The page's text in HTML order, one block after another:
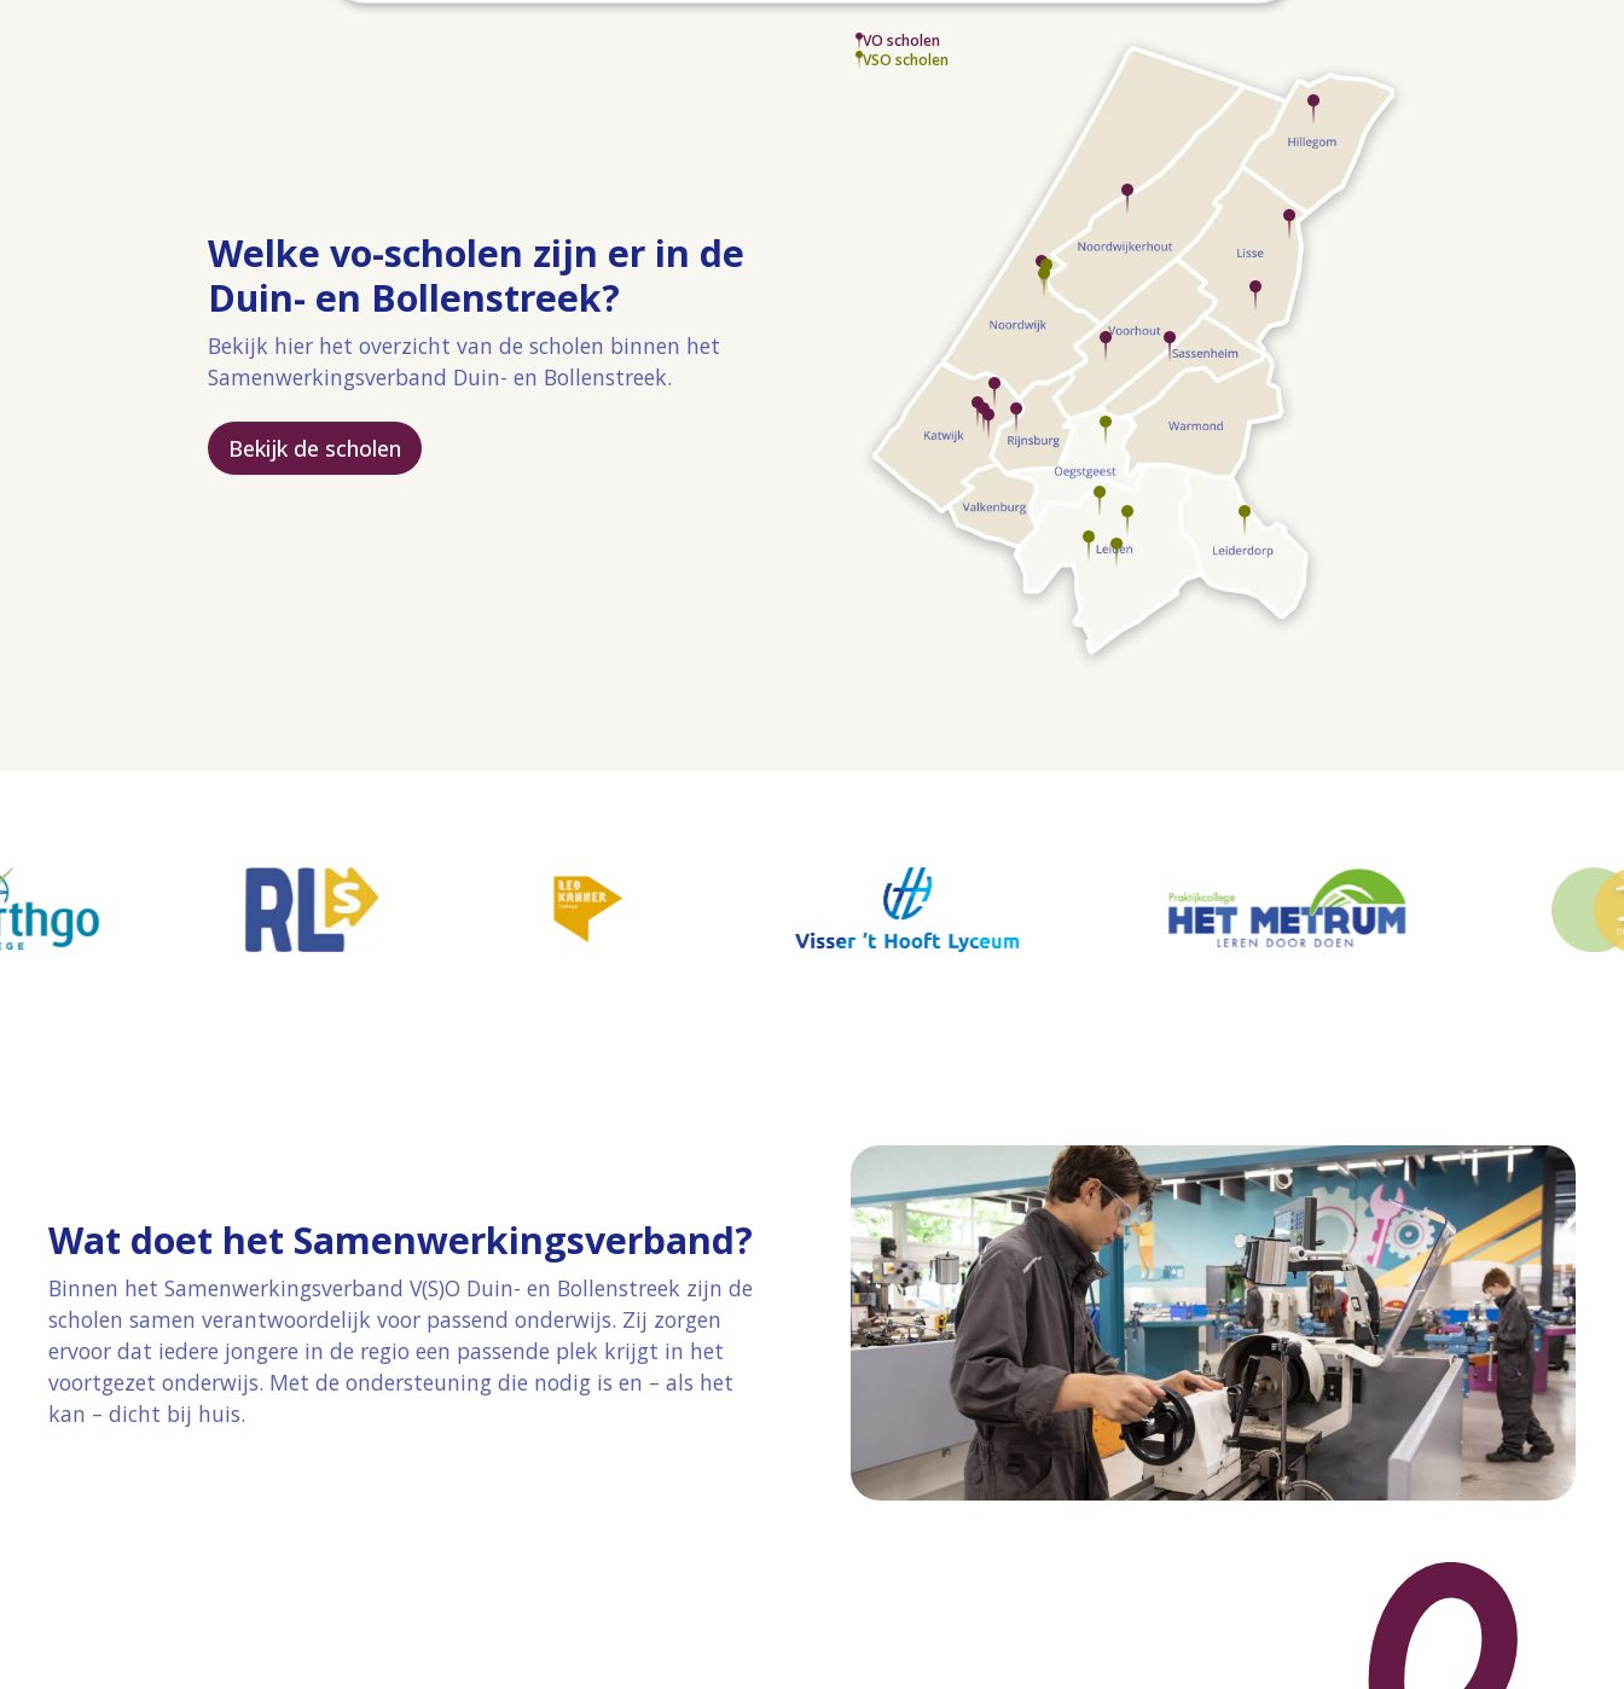
Welke vo-scholen zijn er in de
Duin- en Bollenstreek?
Bekijk hier het overzicht van de scholen binnen het
Samenwerkingsverband Duin- en Bollenstreek.
Bekijk de scholen
VO scholen
VSO scholen
Wat doet het Samenwerkingsverband?
Binnen het Samenwerkingsverband V(S)O Duin- en Bollenstreek zijn de
scholen samen verantwoordelijk voor passend onderwijs. Zij zorgen
ervoor dat iedere jongere in de regio een passende plek krijgt in het
voortgezet onderwijs. Met de ondersteuning die nodig is en – als het
kan – dicht bij huis.